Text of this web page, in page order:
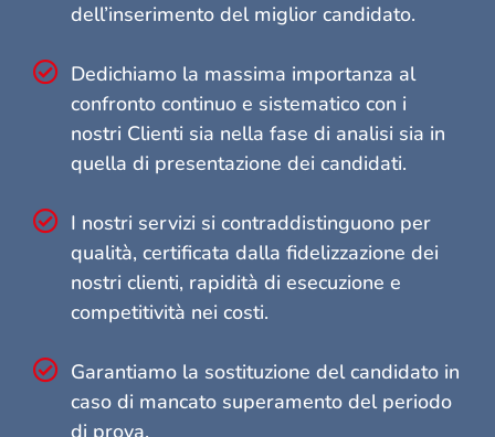
dell’inserimento del miglior candidato.
Dedichiamo la massima importanza al
confronto continuo e sistematico con i
nostri Clienti sia nella fase di analisi sia in
quella di presentazione dei candidati.
I nostri servizi si contraddistinguono per
qualità, certificata dalla fidelizzazione dei
nostri clienti, rapidità di esecuzione e
competitività nei costi.
Garantiamo la sostituzione del candidato in
caso di mancato superamento del periodo